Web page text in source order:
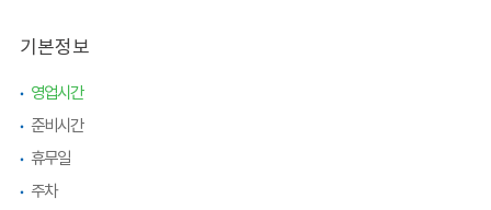
기본정보
영업시간
준비시간
휴무일
주차